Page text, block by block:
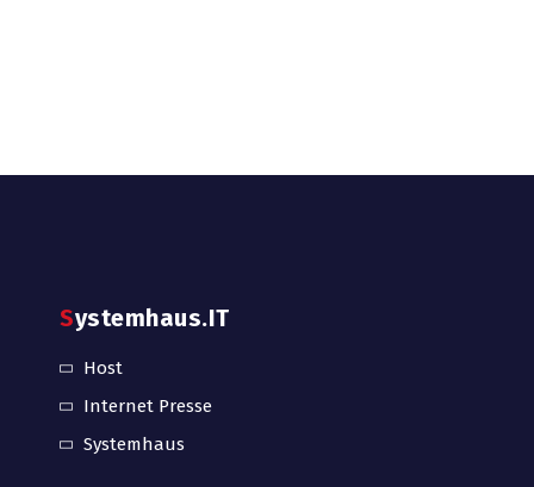
Systemhaus.IT
Host
Internet Presse
Systemhaus